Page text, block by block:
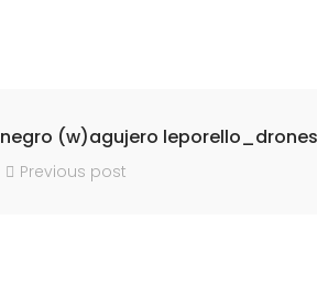
negro (w)agujero leporello_drones
Previous post